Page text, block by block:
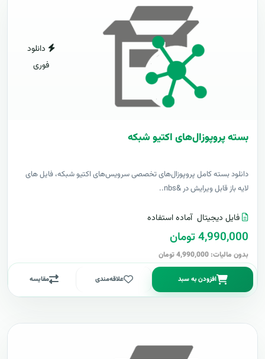
دانلود
فوری
بسته پروپوزال‌های اکتیو شبکه
دانلود بسته کامل پروپوزال‌های تخصصی سرویس‌های اکتیو شبکه، فایل های
لایه باز قابل ویرایش در &nbs..
فایل دیجیتال آماده استفاده
4,990,000 تومان
بدون مالیات: 4,990,000 تومان
افزودن به سبد علاقه‌مندی مقایسه